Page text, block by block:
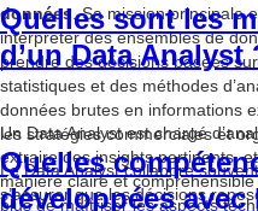
données. Sa mission principale
interpréter des ensembles de
prendre des décisions basées
statistiques et des méthodes
données brutes en informations
les stratégies commerciales et
Le Data Analyst collabore
s’assurer que les décisions
Quelles sont les
d’un Data Analyst
Un Data Analyst est chargé
extraire des insights pertinents,
manière claire et
plus de maîtriser les aspects
Quelles
développées